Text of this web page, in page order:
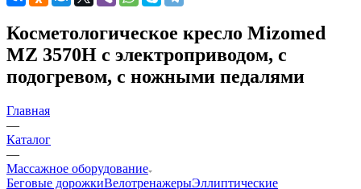
Косметологическое кресло Mizomed
MZ 3570H с электроприводом, с
подогревом, с ножными педалями
Главная
—
Каталог
—
Массажное оборудование
Беговые дорожкиВелотренажерыЭллиптические